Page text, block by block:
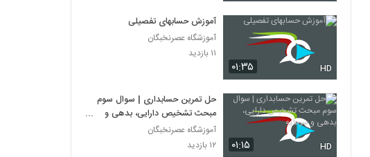
۰۱:۳۵ HD
آموزش حسابهای تفصیلی
آموزشگاه عصرنخبگان
۱۱ بازدید
۰۱:۱۵ HD
حل تمرین حسابداری | سوال سوم
مبحث تشخیص دارایی، بدهی و
سرمایه
آموزشگاه عصرنخبگان
۱۲ بازدید